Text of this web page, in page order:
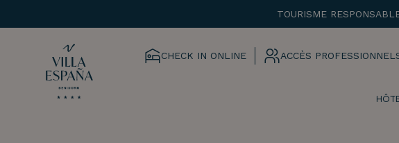
TOURISME
CHECK IN ONLINE ACCÈS